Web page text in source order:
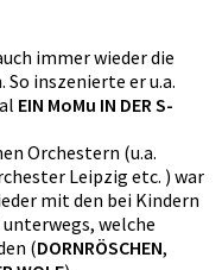
immer wieder die
inszenierte er u.a.
EIN MoMu IN DER S-
Orchestern (u.a.
Leipzig etc. ) war
mit den bei Kindern
welche
(DORNRÖSCHEN,